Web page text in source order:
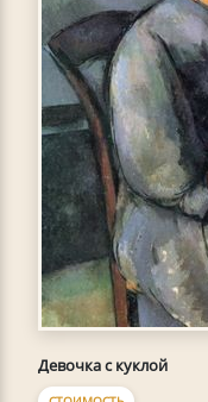
Девочка с куклой